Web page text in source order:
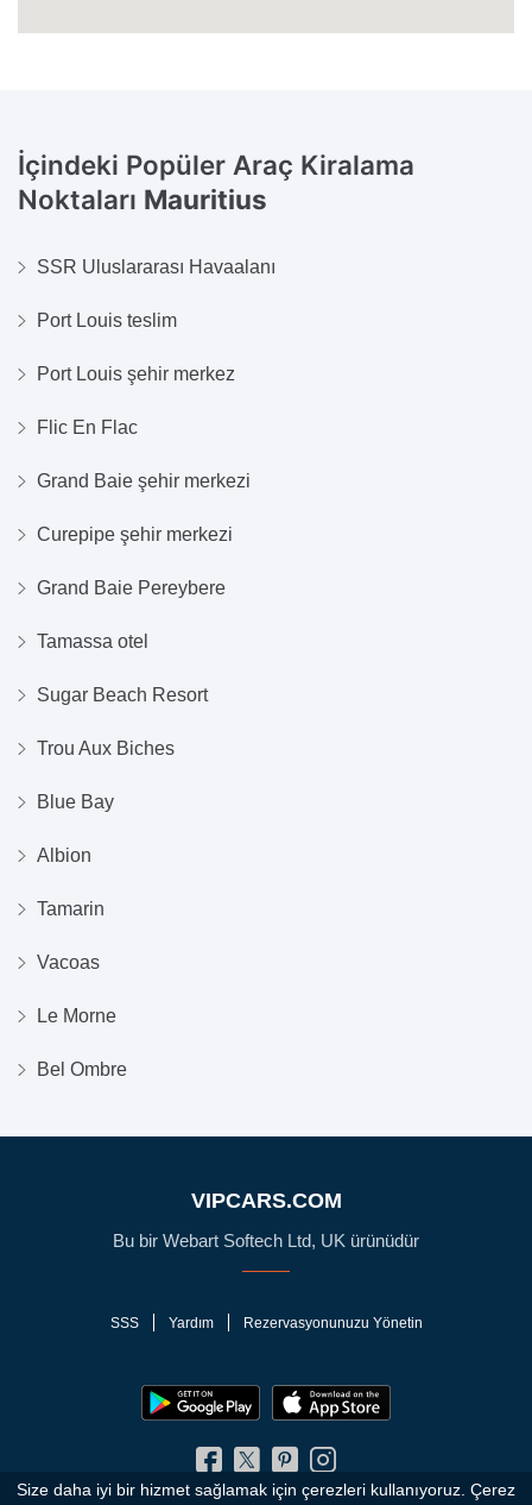
İçindeki Popüler Araç Kiralama
Noktaları Mauritius
SSR Uluslararası Havaalanı
Port Louis teslim
Port Louis şehir merkez
Flic En Flac
Grand Baie şehir merkezi
Curepipe şehir merkezi
Grand Baie Pereybere
Tamassa otel
Sugar Beach Resort
Trou Aux Biches
Blue Bay
Albion
Tamarin
Vacoas
Le Morne
Bel Ombre
VIPCARS.COM
Bu bir Webart Softech Ltd, UK ürünüdür
SSS Yardım Rezervasyonunuzu Yönetin
Size daha iyi bir hizmet sağlamak için çerezleri kullanıyoruz. Çerez